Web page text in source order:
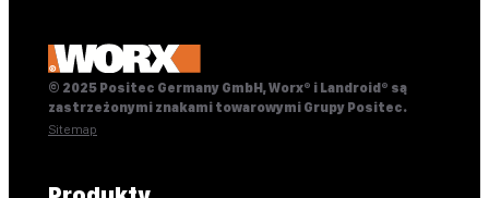
© 2025 Positec Germany GmbH, Worx® i Landroid® są
zastrzeżonymi znakami towarowymi Grupy Positec.
Sitemap